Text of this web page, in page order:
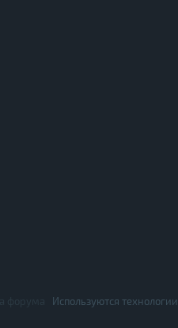
Используются технологии